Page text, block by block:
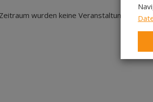
wurden keine Veranstaltungen